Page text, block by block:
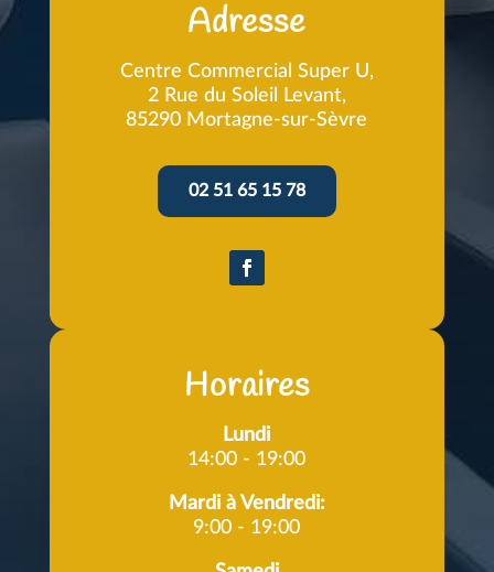
Adresse
Centre Commercial Super U,
2 Rue du Soleil Levant,
85290 Mortagne-sur-Sèvre
02 51 65 15 78
Horaires
Lundi
14:00 - 19:00
Mardi à Vendredi:
9:00 - 19:00